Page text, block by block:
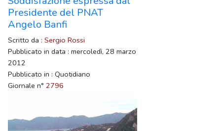
Presidente del PNAT
Angelo Banfi
Scritto da : Sergio Rossi
Pubblicato in data : mercoledì, 28 marzo
2012
Pubblicato in : Quotidiano
Giornale n° 2796